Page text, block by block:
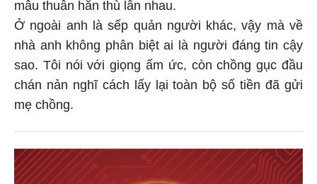
mâu thuẫn hằn thù lẫn nhau.
Ở ngoài anh là sếp quản người khác, vậy mà về
nhà anh không phân biệt ai là người đáng tin cậy
sao. Tôi nói với giọng ấm ức, còn chồng gục đầu
chán nản nghĩ cách lấy lại toàn bộ số tiền đã gửi
mẹ chồng.